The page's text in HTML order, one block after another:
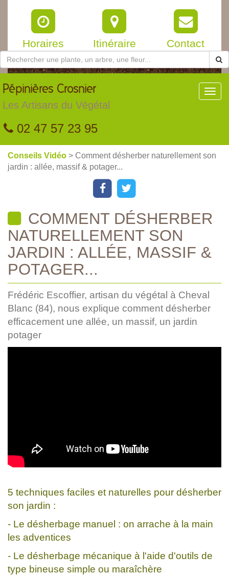
Horaires Itinéraire Contact
Pépinières Crosnier
Les Artisans du Végétal
02 47 57 23 95
Conseils Vidéo > Comment désherber naturellement son
jardin : allée, massif & potager...
COMMENT DÉSHERBER
NATURELLEMENT SON
JARDIN : ALLÉE, MASSIF &
POTAGER...
Frédéric Escoffier, artisan du végétal à Cheval
Blanc (84), nous explique comment désherber
efficacement une allée, un massif, un jardin
potager
5 techniques faciles et naturelles pour désherber
son jardin :
- Le désherbage manuel : on arrache à la main
les adventices
- Le désherbage mécanique à l'aide d'outils de
type bineuse simple ou maraîchère